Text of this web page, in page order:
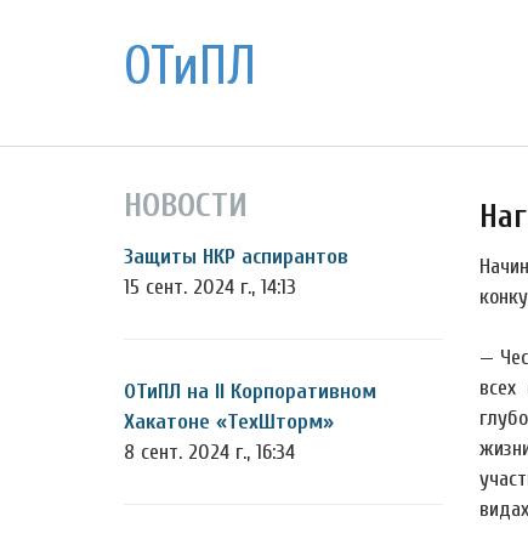
ОТиПЛ
НОВОСТИ
Защиты НКР аспирантов
15 сент. 2024 г., 14:13
ОТиПЛ на II Корпоративном
Хакатоне «ТехШторм»
8 сент. 2024 г., 16:34
—